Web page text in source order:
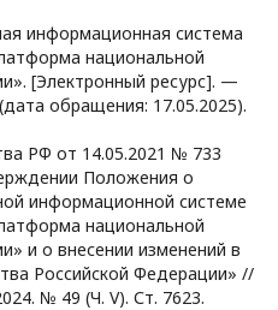
информационная система
национальной
[Электронный ресурс]. —
обращения: 17.05.2025).
РФ от 14.05.2021 № 733
Положения о
информационной системе
национальной
и о внесении изменений в
Российской Федерации» //
№ 49 (Ч. V). Ст. 7623.